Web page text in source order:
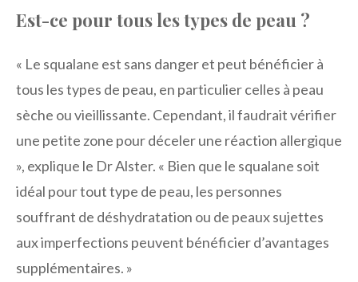
Est-ce pour tous les types de peau ?
« Le squalane est sans danger et peut bénéficier à
tous les types de peau, en particulier celles à peau
sèche ou vieillissante. Cependant, il faudrait vérifier
une petite zone pour déceler une réaction allergique
», explique le Dr Alster. « Bien que le squalane soit
idéal pour tout type de peau, les personnes
souffrant de déshydratation ou de peaux sujettes
aux imperfections peuvent bénéficier d’avantages
supplémentaires. »